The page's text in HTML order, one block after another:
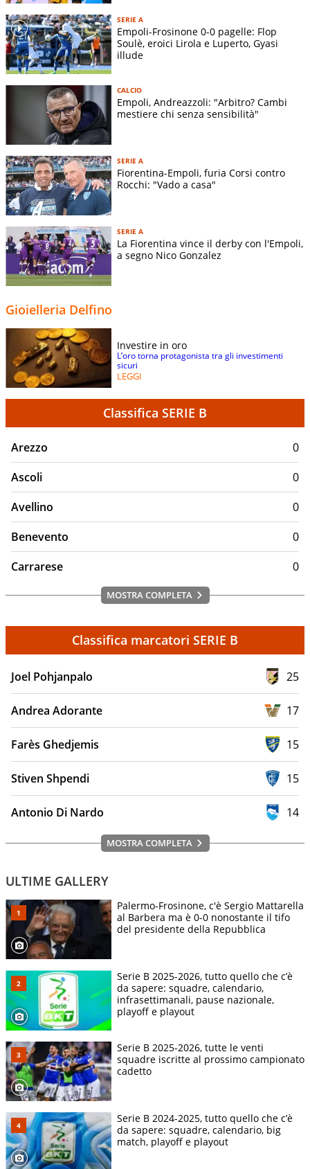
SERIE A
Empoli-Frosinone 0-0 pagelle: Flop
Soulè, eroici Lirola e Luperto, Gyasi
illude
CALCIO
Empoli, Andreazzoli: "Arbitro? Cambi
mestiere chi senza sensibilità"
SERIE A
Fiorentina-Empoli, furia Corsi contro
Rocchi: "Vado a casa"
SERIE A
La Fiorentina vince il derby con l'Empoli,
a segno Nico Gonzalez
Gioielleria Delfino
Investire in oro
L’oro torna protagonista tra gli investimenti
sicuri
LEGGI
Classifica SERIE B
Arezzo
0
Ascoli
0
Avellino
0
Benevento
0
Carrarese
0
MOSTRA COMPLETA
Classifica marcatori SERIE B
Joel Pohjanpalo 25
Andrea Adorante 17
Farès Ghedjemis 15
Stiven Shpendi 15
Antonio Di Nardo 14
MOSTRA COMPLETA
ULTIME GALLERY
Palermo-Frosinone, c'è Sergio Mattarella
al Barbera ma è 0-0 nonostante il tifo
del presidente della Repubblica
Serie B 2025-2026, tutto quello che c’è
da sapere: squadre, calendario,
infrasettimanali, pause nazionale,
playoff e playout
Serie B 2025-2026, tutte le venti
squadre iscritte al prossimo campionato
cadetto
Serie B 2024-2025, tutto quello che c’è
da sapere: squadre, calendario, big
match, playoff e playout